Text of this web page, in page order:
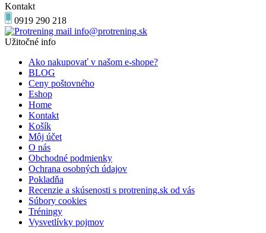
Kontakt
0919 290 218
info@protrening.sk
Užitočné info
Ako nakupovať v našom e-shope?
BLOG
Ceny poštovného
Eshop
Home
Kontakt
Košík
Môj účet
O nás
Obchodné podmienky
Ochrana osobných údajov
Pokladňa
Recenzie a skúsenosti s protrening.sk od vás
Súbory cookies
Tréningy
Vysvetlívky pojmov